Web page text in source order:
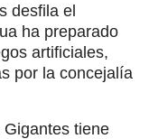
desfila el
ha preparado
artificiales,
por la concejalía
tiene